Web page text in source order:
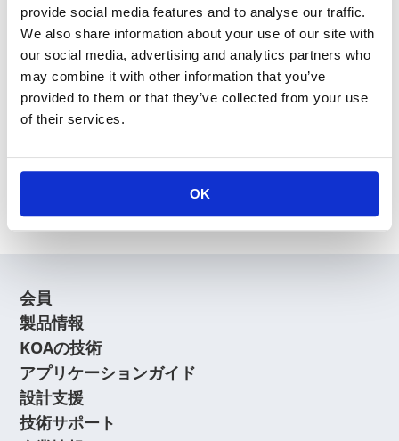
provide social media features and to analyse our traffic.
We also share information about your use of our site with
our social media, advertising and analytics partners who
may combine it with other information that you’ve
provided to them or that they’ve collected from your use
of their services.
OK
会員登録に関するよくあるご質問はこちら
会員
製品情報
KOAの技術
アプリケーションガイド
設計支援
技術サポート